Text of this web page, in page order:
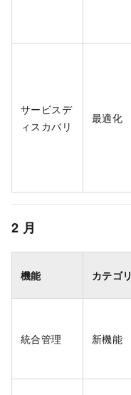
サービスデ
ィスカバリ
最適化
2 月
機能 カテゴリ
統合管理 新機能